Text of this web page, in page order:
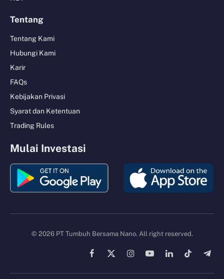
Tentang
Tentang Kami
Hubungi Kami
Karir
FAQs
Kebijakan Privasi
Syarat dan Ketentuan
Trading Rules
Mulai Investasi
© 2026 PT Tumbuh Bersama Nano. All right reserved.
Facebook
X
InstagramYouTubeLinkedInTikTok